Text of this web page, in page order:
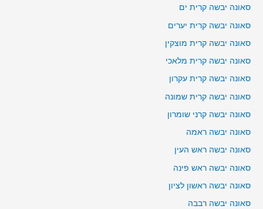
סאונה יבשה קרית ים
סאונה יבשה קרית יערים
סאונה יבשה קרית מוצקין
סאונה יבשה קרית מלאכי
סאונה יבשה קרית עקרון
סאונה יבשה קרית שמונה
סאונה יבשה קרני שומרון
סאונה יבשה ראמה
סאונה יבשה ראש העין
סאונה יבשה ראש פינה
סאונה יבשה ראשון לציון
סאונה יבשה רבבה